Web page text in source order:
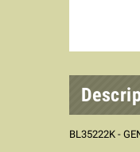
BL35222K -